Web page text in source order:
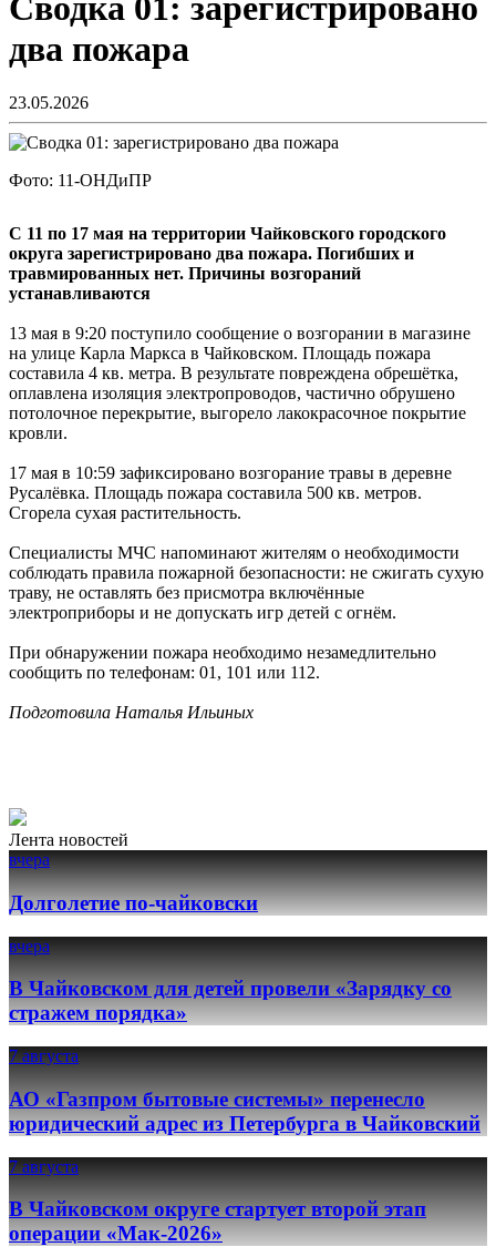
два пожара
23.05.2026
Фото: 11-ОНДиПР
С 11 по 17 мая на территории Чайковского городского
округа зарегистрировано два пожара. Погибших и
травмированных нет. Причины возгораний
устанавливаются
13 мая в 9:20 поступило сообщение о возгорании в магазине
на улице Карла Маркса в Чайковском. Площадь пожара
составила 4 кв. метра. В результате повреждена обрешётка,
оплавлена изоляция электропроводов, частично обрушено
потолочное перекрытие, выгорело лакокрасочное покрытие
кровли.
17 мая в 10:59 зафиксировано возгорание травы в деревне
Русалёвка. Площадь пожара составила 500 кв. метров.
Сгорела сухая растительность.
Специалисты МЧС напоминают жителям о необходимости
соблюдать правила пожарной безопасности: не сжигать сухую
траву, не оставлять без присмотра включённые
электроприборы и не допускать игр детей с огнём.
При обнаружении пожара необходимо незамедлительно
сообщить по телефонам: 01, 101 или 112.
Подготовила Наталья Ильиных
Лента новостей
вчера
Долголетие по-чайковски
вчера
В Чайковском для детей провели «Зарядку со
стражем порядка»
7 августа
АО «Газпром бытовые системы» перенесло
юридический адрес из Петербурга в Чайковский
7 августа
В Чайковском округе стартует второй этап
операции «Мак-2026»